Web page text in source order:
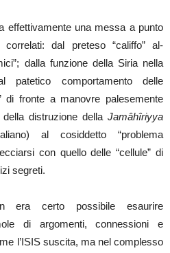
effettivamente una messa a punto
dal preteso “califfo” al-
dalla funzione della Siria nella
patetico comportamento delle
di fronte a manovre palesemente
distruzione della Jamâhîriyya
al cosiddetto “problema
con quello delle “cellule” di
segreti.
era certo possibile esaurire
di argomenti, connessioni e
l’ISIS suscita, ma nel complesso